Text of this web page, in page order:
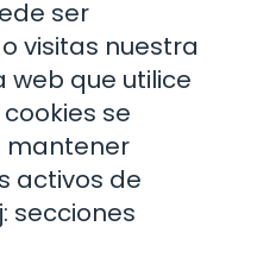
ser
visitas nuestra
web que utilice
se
mantener
activos de
secciones